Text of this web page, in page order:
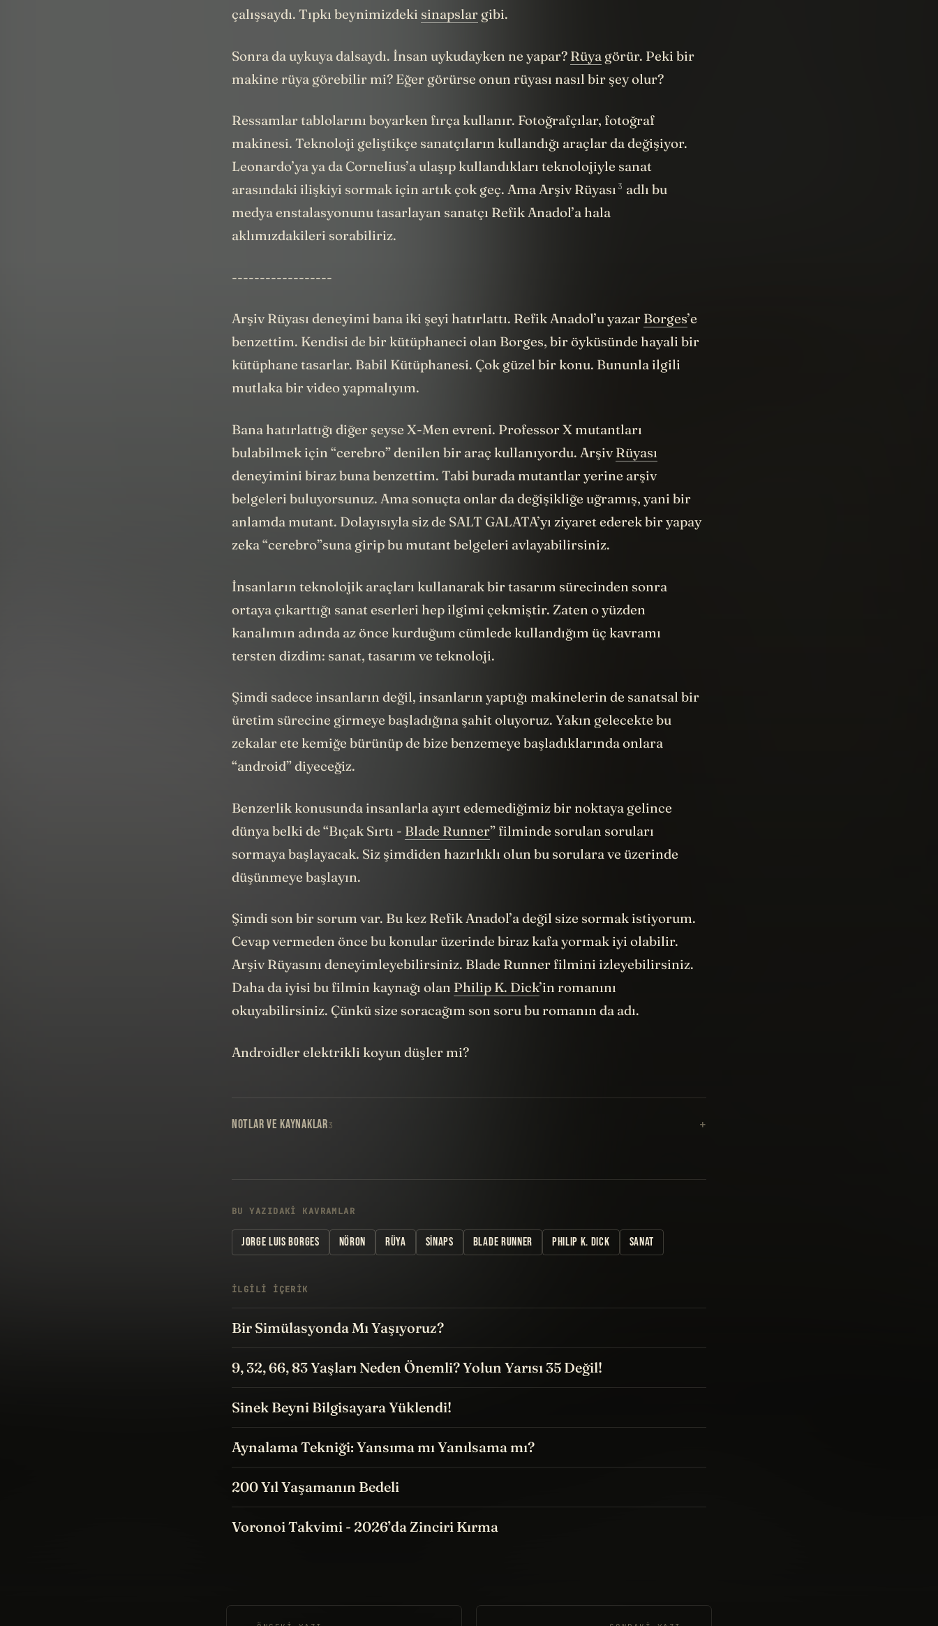
çalışsaydı. Tıpkı beynimizdeki sinapslar gibi.
Sonra da uykuya dalsaydı. İnsan uykudayken ne yapar? Rüya görür. Peki bir
makine rüya görebilir mi? Eğer görürse onun rüyası nasıl bir şey olur?
Ressamlar tablolarını boyarken fırça kullanır. Fotoğrafçılar, fotoğraf
makinesi. Teknoloji geliştikçe sanatçıların kullandığı araçlar da değişiyor.
Leonardo’ya ya da Cornelius’a ulaşıp kullandıkları teknolojiyle sanat
arasındaki ilişkiyi sormak için artık çok geç. AmaArşiv Rüyası 3 adlı bu
medya enstalasyonunu tasarlayan sanatçı Refik Anadol’a hala
aklımızdakileri sorabiliriz.
------------------
Arşiv Rüyası deneyimi bana iki şeyi hatırlattı. Refik Anadol’u yazar Borges’e
benzettim. Kendisi de bir kütüphaneci olan Borges, bir öyküsünde hayali bir
kütüphane tasarlar. Babil Kütüphanesi. Çok güzel bir konu. Bununla ilgili
mutlaka bir video yapmalıyım.
Bana hatırlattığı diğer şeyse X-Men evreni. Professor X mutantları
bulabilmek için “cerebro” denilen bir araç kullanıyordu. ArşivRüyası
deneyimini biraz buna benzettim. Tabi burada mutantlar yerine arşiv
belgeleri buluyorsunuz. Ama sonuçta onlar da değişikliğe uğramış, yani bir
anlamda mutant. Dolayısıyla siz de SALT GALATA’yı ziyaret ederek bir yapay
zeka “cerebro”suna girip bu mutant belgeleri avlayabilirsiniz.
İnsanların teknolojik araçları kullanarak bir tasarım sürecinden sonra
ortaya çıkarttığı sanat eserleri hep ilgimi çekmiştir. Zaten o yüzden
kanalımın adında az önce kurduğum cümlede kullandığım üç kavramı
tersten dizdim: sanat, tasarım ve teknoloji.
Şimdi sadece insanların değil, insanların yaptığı makinelerin de sanatsal bir
üretim sürecine girmeye başladığına şahit oluyoruz. Yakın gelecekte bu
zekalar ete kemiğe bürünüp de bize benzemeye başladıklarında onlara
“android” diyeceğiz.
Benzerlik konusunda insanlarla ayırt edemediğimiz bir noktaya gelince
dünya belki de “Bıçak Sırtı - Blade Runner” filminde sorulan soruları
sormaya başlayacak. Siz şimdiden hazırlıklı olun bu sorulara ve üzerinde
düşünmeye başlayın.
Şimdi son bir sorum var. Bu kez Refik Anadol’a değil size sormak istiyorum.
Cevap vermeden önce bu konular üzerinde biraz kafa yormak iyi olabilir.
Arşiv Rüyasını deneyimleyebilirsiniz. Blade Runner filmini izleyebilirsiniz.
Daha da iyisi bu filmin kaynağı olan Philip K. Dick’in romanını
okuyabilirsiniz. Çünkü size soracağım son soru bu romanın da adı.
Androidler elektrikli koyun düşler mi?
NOTLAR VE KAYNAKLAR3
BU YAZIDAKI KAVRAMLAR
JORGE LUIS BORGES NÖRON RÜYA SINAPS BLADE RUNNER PHILIP K. DICK SANAT
İLGILI IÇERIK
Bir Simülasyonda Mı Yaşıyoruz?
9, 32, 66, 83 Yaşları Neden Önemli? Yolun Yarısı 35 Değil!
Sinek Beyni Bilgisayara Yüklendi!
Aynalama Tekniği: Yansıma mı Yanılsama mı?
200 Yıl Yaşamanın Bedeli
Voronoi Takvimi - 2026’da Zinciri Kırma